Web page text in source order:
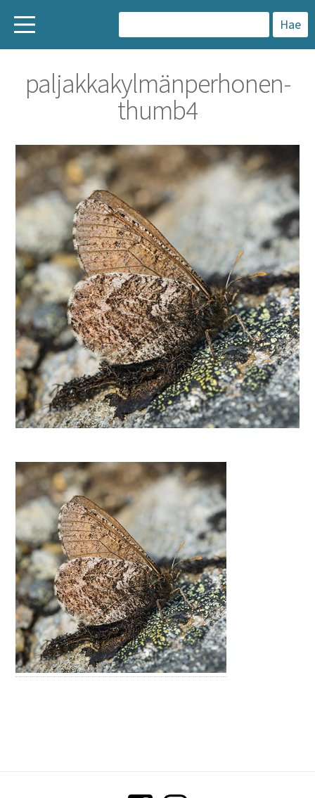
a
k
u
:
paljakkakylmänperhonen-
thumb4